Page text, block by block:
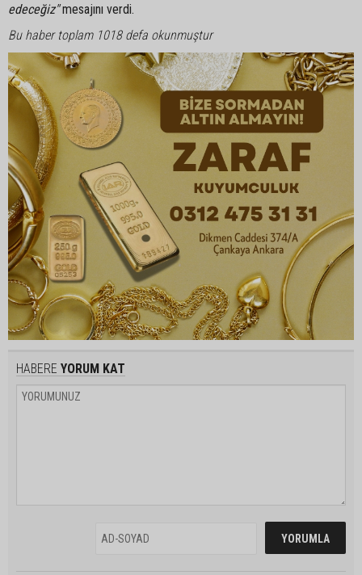
edeceğiz"mesajını verdi.
Bu haber toplam 1018 defa okunmuştur
HABERE YORUM KAT